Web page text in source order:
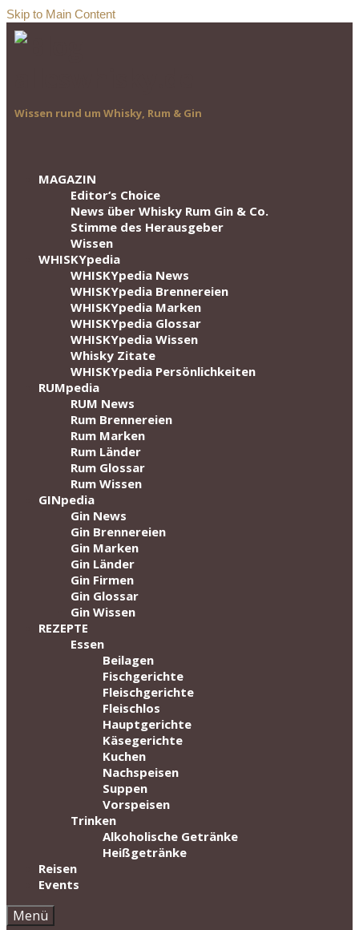
Skip to Main Content
Wissen rund um Whisky, Rum & Gin
MAGAZIN
Editor‘s Choice
News über Whisky Rum Gin & Co.
Stimme des Herausgeber
Wissen
WHISKYpedia
WHISKYpedia News
WHISKYpedia Brennereien
WHISKYpedia Marken
WHISKYpedia Glossar
WHISKYpedia Wissen
Whisky Zitate
WHISKYpedia Persönlichkeiten
RUMpedia
RUM News
Rum Brennereien
Rum Marken
Rum Länder
Rum Glossar
Rum Wissen
GINpedia
Gin News
Gin Brennereien
Gin Marken
Gin Länder
Gin Firmen
Gin Glossar
Gin Wissen
REZEPTE
Essen
Beilagen
Fischgerichte
Fleischgerichte
Fleischlos
Hauptgerichte
Käsegerichte
Kuchen
Nachspeisen
Suppen
Vorspeisen
Trinken
Alkoholische Getränke
Heißgetränke
Reisen
Events
Menü